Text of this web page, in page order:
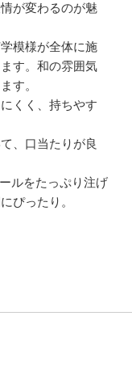
が変わるのが魅
模様が全体に施
す。和の雰囲気
す。
くく、持ちやす
、口当たりが良
ルをたっぷり注げ
ぴったり。